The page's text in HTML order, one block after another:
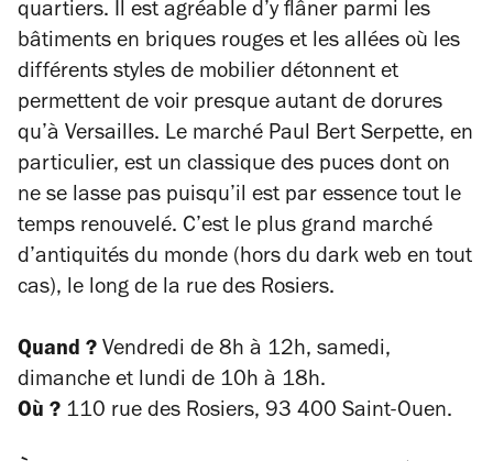
quartiers. Il est agréable d’y flâner parmi les
bâtiments en briques rouges et les allées où les
différents styles de mobilier détonnent et
permettent de voir presque autant de dorures
qu’à Versailles. Le marché Paul Bert Serpette, en
particulier, est un classique des puces dont on
ne se lasse pas puisqu’il est par essence tout le
temps renouvelé. C’est le plus grand marché
d’antiquités du monde (hors du dark web en tout
cas), le long de la rue des Rosiers.
Quand ? Vendredi de 8h à 12h, samedi,
dimanche et lundi de 10h à 18h.
Où ? 110 rue des Rosiers, 93 400 Saint-Ouen.